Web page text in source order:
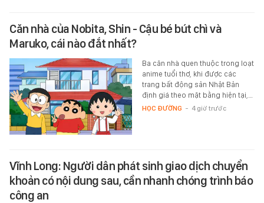
Căn nhà của Nobita, Shin - Cậu bé bút chì và
Maruko, cái nào đắt nhất?
Ba căn nhà quen thuộc trong loạt
anime tuổi thơ, khi được các
trang bất động sản Nhật Bản
định giá theo mặt bằng hiện tại,…
HỌC ĐƯỜNG - 4 giờ trước
Vĩnh Long: Người dân phát sinh giao dịch chuyển
khoản có nội dung sau, cần nhanh chóng trình báo
công an